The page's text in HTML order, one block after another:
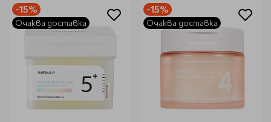
-15%
Очаква доставка
-15%
Очаква доставка